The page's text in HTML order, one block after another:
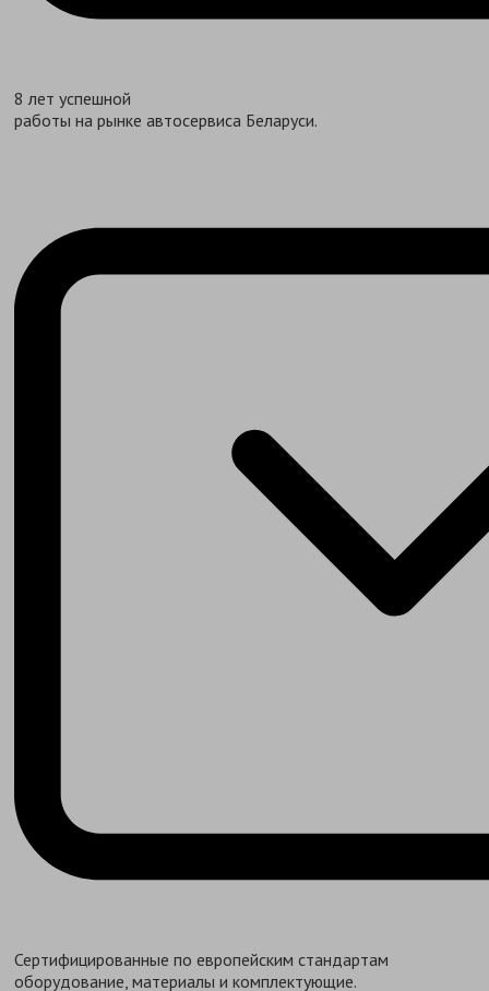
8 лет успешной
работы на рынке автосервиса Беларуси.
Сертифицированные по европейским стандартам
оборудование, материалы и комплектующие.